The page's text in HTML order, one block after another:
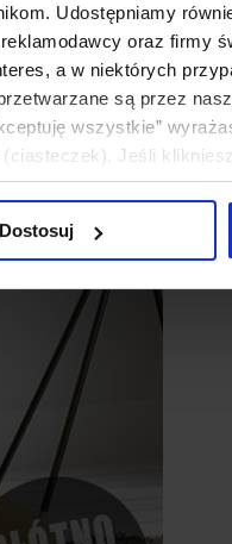
Udostępniamy
oraz firmy
a w niektórych
są przez
wszystkie”
Jeśli
samodzielnie
Dostosuj